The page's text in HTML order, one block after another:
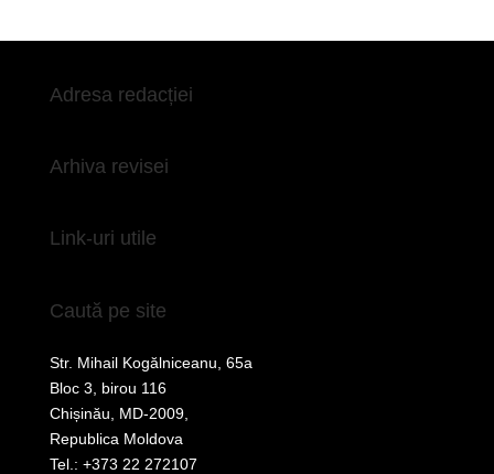
Adresa redacției
Arhiva revisei
Link-uri utile
Caută pe site
Str. Mihail Kogălniceanu, 65a
Bloc 3, birou 116
Chișinău, MD-2009,
Republica Moldova
Tel.: +373 22 272107